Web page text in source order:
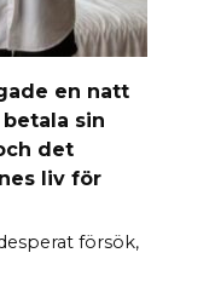
en natt
sin
det
liv för
försök,